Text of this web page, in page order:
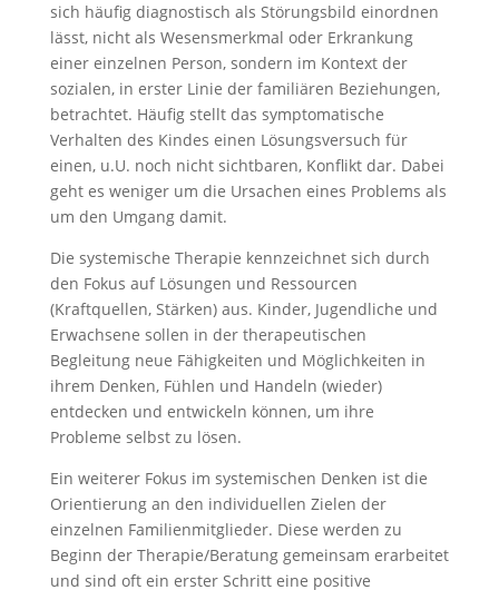
sich häufig diagnostisch als Störungsbild einordnen
lässt, nicht als Wesensmerkmal oder Erkrankung
einer einzelnen Person, sondern im Kontext der
sozialen, in erster Linie der familiären Beziehungen,
betrachtet. Häufig stellt das symptomatische
Verhalten des Kindes einen Lösungsversuch für
einen, u.U. noch nicht sichtbaren, Konflikt dar. Dabei
geht es weniger um die Ursachen eines Problems als
um den Umgang damit.
Die systemische Therapie kennzeichnet sich durch
den Fokus auf Lösungen und Ressourcen
(Kraftquellen, Stärken) aus. Kinder, Jugendliche und
Erwachsene sollen in der therapeutischen
Begleitung neue Fähigkeiten und Möglichkeiten in
ihrem Denken, Fühlen und Handeln (wieder)
entdecken und entwickeln können, um ihre
Probleme selbst zu lösen.
Ein weiterer Fokus im systemischen Denken ist die
Orientierung an den individuellen Zielen der
einzelnen Familienmitglieder. Diese werden zu
Beginn der Therapie/Beratung gemeinsam erarbeitet
und sind oft ein erster Schritt eine positive